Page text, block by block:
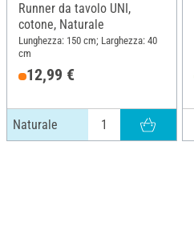
Runner da tavolo UNI,
cotone, Naturale
Lunghezza: 150 cm; Larghezza: 40
cm
12,99 €
Naturale